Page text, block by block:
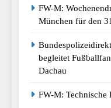
FW-M:
München für den
begleitet
Dachau
FW-M: Technische